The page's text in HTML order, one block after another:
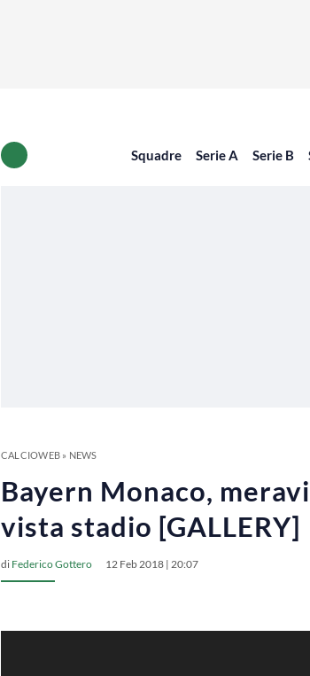
Squadre Serie A Serie B
CALCIOWEB» NEWS
Bayern Monaco,
vista stadio [GALLERY]
di Federico Gottero 12 Feb 2018 | 20:07